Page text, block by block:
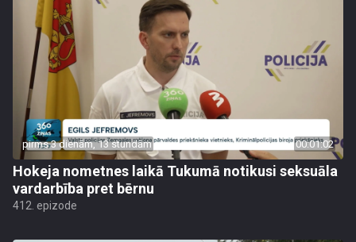
pirms 3 dienām, 13 stundām 00:01:02
Hokeja nometnes laikā Tukumā notikusi seksuāla
vardarbība pret bērnu
412. epizode